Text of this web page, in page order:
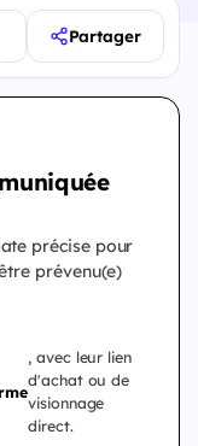
Partager
précise pour
prévenu(e)
, avec leur lien
d'achat ou de
visionnage
direct.